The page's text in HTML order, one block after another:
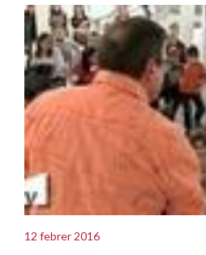
12 febrer 2016